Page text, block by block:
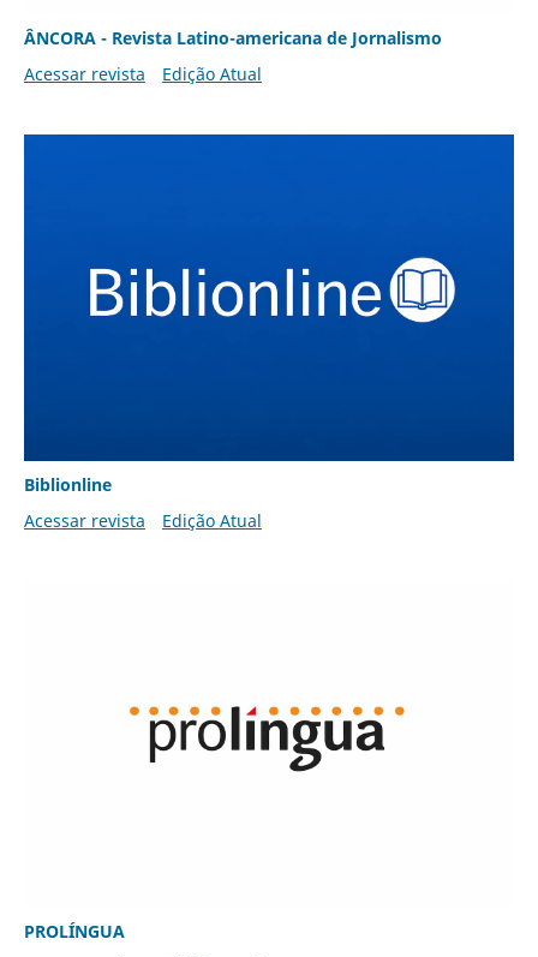
ÂNCORA - Revista Latino-americana de Jornalismo
Acessar revista
Edição Atual
Biblionline
Acessar revista
Edição Atual
PROLÍNGUA